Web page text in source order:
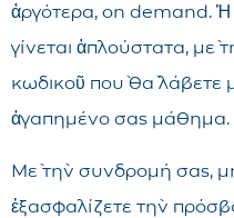
ἀργότερα, on demand.
γίνεται ἁπλούστατα, μὲ
κωδικοῦ ποὺ θὰ λάβετε
ἀγαπημένο σας μάθημα.
Μὲ τὴν συνδρομή σας,
ἐξασφαλίζετε τὴν